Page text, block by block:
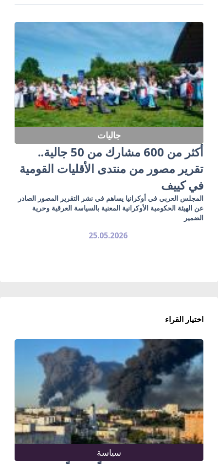
جاليات
أكثر من 600 مشارك من 50 جالية..
تقرير مصور من منتدى الأقليات القومية
في كييف
المجلس العربي في أوكرانيا يساهم في نشر التقرير المصور الصادر
عن الهيئة الحكومية الأوكرانية المعنية بالسياسة العرقية وحرية
الضمير
25.05.2026
اختيار القراء
سياسة